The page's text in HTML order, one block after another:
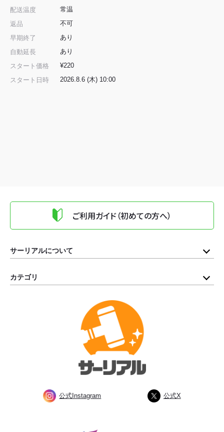
配送温度
常温
返品
不可
早期終了
あり
自動延長
あり
スタート価格
¥220
スタート日時
2026.8.6 (木) 10:00
公式Instagram 公式X
ご利用ガイド（初めての方へ）
サーリアルについて
カテゴリ